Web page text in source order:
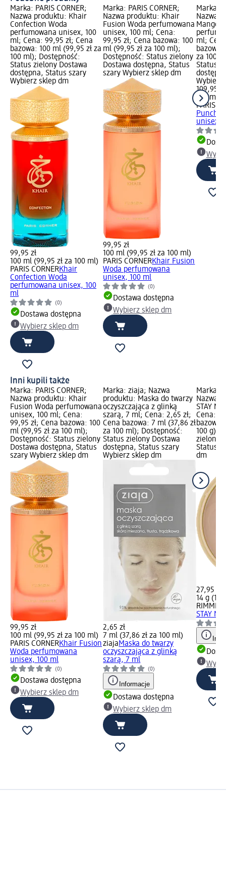
Marka: PARIS CORNER;
Nazwa produktu: Khair
Confection Woda
perfumowana unisex, 100
ml; Cena: 99,95 zł; Cena
bazowa: 100 ml (99,95 zł za
100 ml); Dostępność:
Status zielony Dostawa
dostępna, Status szary
Wybierz sklep dm
99,95 zł
100 ml (99,95 zł za 100 ml)
PARIS CORNERKhair
Confection Woda
perfumowana unisex, 100
ml
(0)
Dostawa dostępna
Wybierz sklep dm
Marka: PARIS CORNER;
Nazwa produktu: Khair
Fusion Woda perfumowana
unisex, 100 ml; Cena:
99,95 zł; Cena bazowa: 100
ml (99,95 zł za 100 ml);
Dostępność: Status zielony
Dostawa dostępna, Status
szary Wybierz sklep dm
99,95 zł
100 ml (99,95 zł za 100 ml)
PARIS CORNERKhair Fusion
Woda perfumowana
unisex, 100 ml
(0)
Dostawa dostępna
Wybierz sklep dm
Marka:
Nazwa
Mango
ml;
bazowa:
za 100
Status
Wybierz
109,95 zł
100 ml
PARIS
Punch
unisex,
Inni kupili także
Marka: PARIS CORNER;
Nazwa produktu: Khair
Fusion Woda perfumowana
unisex, 100 ml; Cena:
99,95 zł; Cena bazowa: 100
ml (99,95 zł za 100 ml);
Dostępność: Status zielony
Dostawa dostępna, Status
szary Wybierz sklep dm
99,95 zł
100 ml (99,95 zł za 100 ml)
PARIS CORNERKhair Fusion
Woda perfumowana
unisex, 100 ml
(0)
Dostawa dostępna
Wybierz sklep dm
Marka: ziaja; Nazwa
produktu: Maska do twarzy
oczyszczająca z glinką
szarą, 7 ml; Cena: 2,65 zł;
Cena bazowa: 7 ml (37,86 zł
za 100 ml); Dostępność:
Status zielony Dostawa
dostępna, Status szary
Wybierz sklep dm
2,65 zł
7 ml (37,86 zł za 100 ml)
ziajaMaska do twarzy
oczyszczająca z glinką
szarą, 7 ml
(0)
Informacje
Dostawa dostępna
Wybierz sklep dm
Marka:
Nazwa
STAY
Cena:
bazowa:
100 g);
zielony
Status
dm
27,95 zł
14 g
RIMMEL
STAY